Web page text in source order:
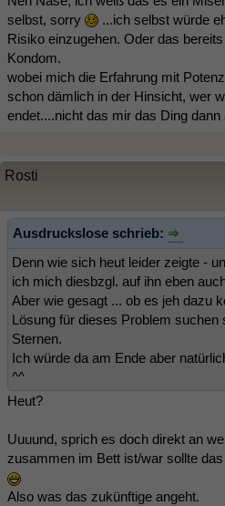
selbst, sorry
...ich selbst würde
Risiko einzugehen. Oder das
Kondom.
wobei mich die Erfahrung mit
schon dämlich in der Hinsicht, wer
endet....nicht das mir das Ding dann
Rosti
Ausdruckslose schrieb:
Denn wie sich heut leider zeigte -
ich mich diesbzgl. auf ihn eben
Aber wie gesagt ... ob es jeh dazu
Lösung für dieses Problem suchen
Sternen.
Ich würde da am Ende aber
^^
Heut?
Uuuund, sprich es doch direkt an
zusammen im Bett ist/war sollte
Also was das zukünftige angeht.